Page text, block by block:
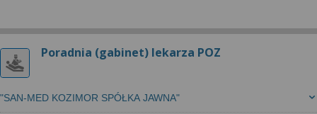
Poradnia (gabinet) lekarza POZ
"SAN-MED KOZIMOR SPÓŁKA JAWNA"